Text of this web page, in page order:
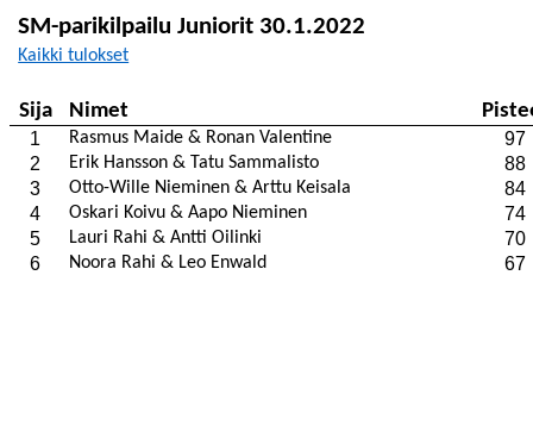
SM-parikilpailuJuniorit 30.1.2022
Kaikki tulokset
Sija Nimet
1 Rasmus Maide & Ronan Valentine
97
2
Erik Hansson & Tatu Sammalisto
88
3
Otto-Wille Nieminen & Arttu Keisala
84
4
Oskari Koivu & Aapo Nieminen
74
5
Lauri Rahi & AnttiOilinki
70
6
Noora Rahi & Leo Enwald 67